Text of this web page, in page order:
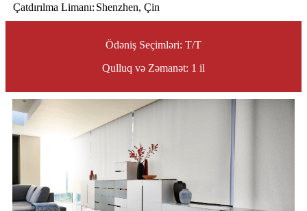
Çatdırılma Limanı: Shenzhen, Çin
Ödəniş Seçimləri: T/T
Qulluq və Zəmanət: 1 il